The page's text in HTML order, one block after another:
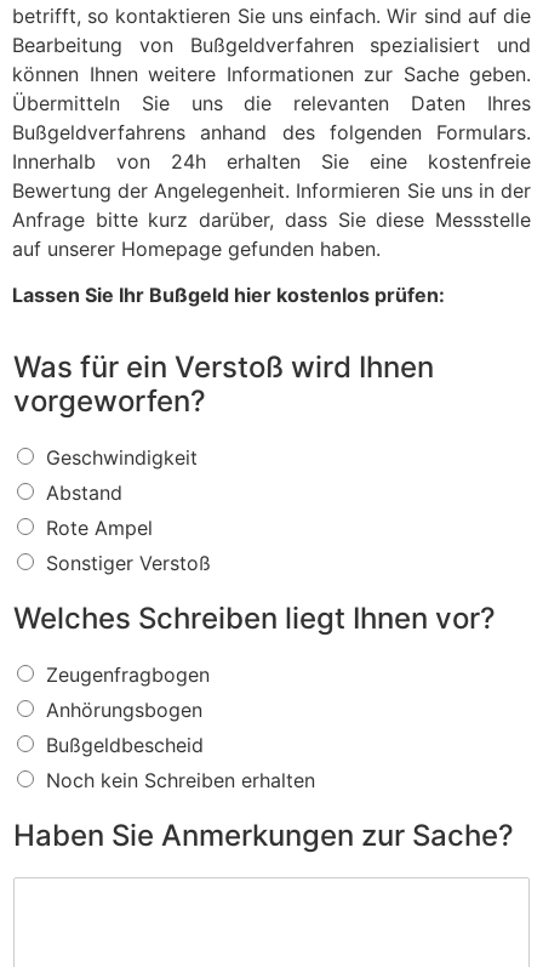
betrifft, so kontaktieren Sie uns einfach. Wir sind auf die
Bearbeitung von Bußgeldverfahren spezialisiert und
können Ihnen weitere Informationen zur Sache geben.
Übermitteln Sie uns die relevanten Daten Ihres
Bußgeldverfahrens anhand des folgenden Formulars.
Innerhalb von 24h erhalten Sie eine kostenfreie
Bewertung der Angelegenheit. Informieren Sie uns in der
Anfrage bitte kurz darüber, dass Sie diese Messstelle
auf unserer Homepage gefunden haben.
Lassen Sie Ihr Bußgeld hier kostenlos prüfen:
Was für ein Verstoß wird Ihnen
vorgeworfen?
W
a
s
f
ü
r
i
V
e
r
s
t
o
ß
w
Geschwindigkeit
Abstand
Rote Ampel
Sonstiger Verstoß
Welches Schreiben liegt Ihnen vor?
W
e
c
h
e
S
Zeugenfragbogen
Anhörungsbogen
Bußgeldbescheid
Noch kein Schreiben erhalten
Haben Sie Anmerkungen zur Sache?